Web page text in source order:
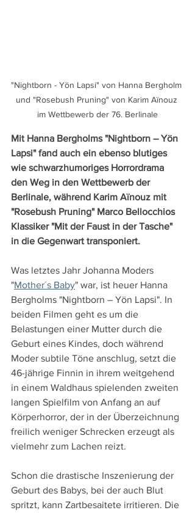
"Nightborn - Yön Lapsi" von Hanna Bergholm
und "Rosebush Pruning" von Karim Aïnouz
im Wettbewerb der 76. Berlinale
Mit Hanna Bergholms "Nightborn – Yön
Lapsi" fand auch ein ebenso blutiges
wie schwarzhumoriges Horrordrama
den Weg in den Wettbewerb der
Berlinale, während Karim Aïnouz mit
"Rosebush Pruning" Marco Bellocchios
Klassiker "Mit der Faust in der Tasche"
in die Gegenwart transponiert.
Was letztes Jahr Johanna Moders
"Mother´s Baby" war, ist heuer Hanna
Bergholms "Nightborn – Yön Lapsi". In
beiden Filmen geht es um die
Belastungen einer Mutter durch die
Geburt eines Kindes, doch während
Moder subtile Töne anschlug, setzt die
46-jährige Finnin in ihrem weitgehend
in einem Waldhaus spielenden zweiten
langen Spielfilm von Anfang an auf
Körperhorror, der in der Überzeichnung
freilich weniger Schrecken erzeugt als
vielmehr zum Lachen reizt.
Schon die drastische Inszenierung der
Geburt des Babys, bei der auch Blut
spritzt, kann Zartbesaitete irritieren. Die